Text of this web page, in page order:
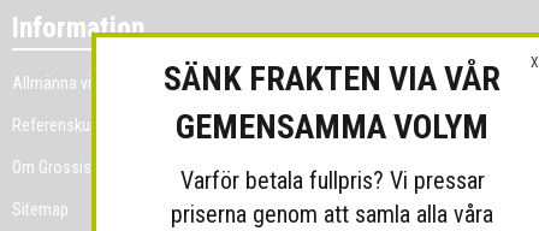
Information
Allmänna villkor
Referenskunder
Om Grossist.se
Sitemap
X
SÄNK FRAKTEN VIA VÅR
GEMENSAMMA VOLYM
Varför betala fullpris? Vi pressar
priserna genom att samla alla våra